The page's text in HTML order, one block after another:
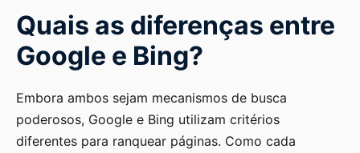
Quais as diferenças entre
Google e Bing?
Embora ambos sejam mecanismos de busca
poderosos, Google e Bing utilizam critérios
diferentes para ranquear páginas. Como cada